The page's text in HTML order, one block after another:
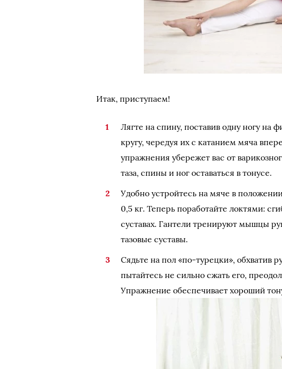
Итак, приступаем!
Лягте на спину, поставив одну ногу на
кругу, чередуя их с катанием мяча
упражнения убережет вас от
таза, спины и ног оставаться в тонусе.
Удобно устройтесь на мяче в
0,5 кг. Теперь поработайте локтями:
суставах. Гантели тренируют мышцы
тазовые суставы.
Сядьте на пол «по-турецки», обхватив
пытайтесь не сильно сжать его,
Упражнение обеспечивает хороший